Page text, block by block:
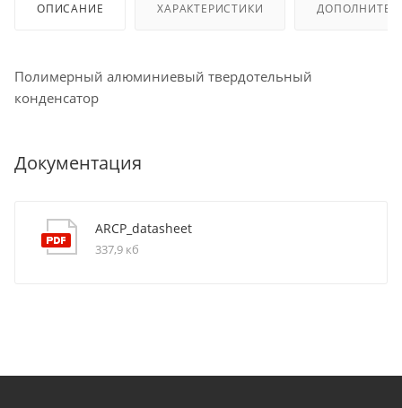
ОПИСАНИЕ ХАРАКТЕРИСТИКИ
Полимерный алюминиевый твердотельный
конденсатор
Документация
ARCP_datasheet
337,9 кб